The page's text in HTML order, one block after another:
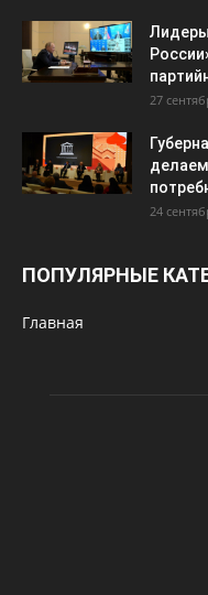
27
24
ПОПУЛЯРНЫЕ
Главная